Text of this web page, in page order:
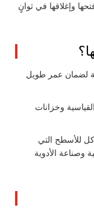
وإغلاقها في ثوانٍ
لضمان عمر طويل
وخزانات
للأسطح التي
وصناعة الأدوية